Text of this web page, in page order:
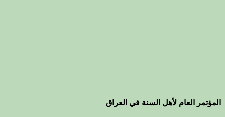
المؤتمر العام لأهل السنة في العراق